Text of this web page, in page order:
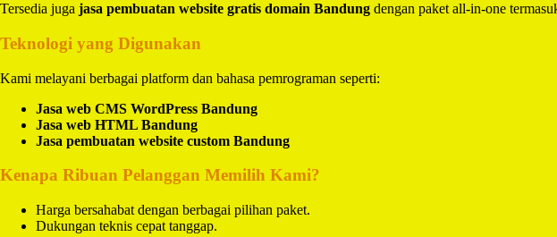
Tersedia juga jasa pembuatan website gratis domain Bandung dengan paket all-in-one
Teknologi yang Digunakan
Kami melayani berbagai platform dan bahasa pemrograman seperti:
Jasa web CMS WordPress Bandung
Jasa web HTML Bandung
Jasa pembuatan website custom Bandung
Kenapa Ribuan Pelanggan Memilih Kami?
Harga bersahabat dengan berbagai pilihan paket.
Dukungan teknis cepat tanggap.